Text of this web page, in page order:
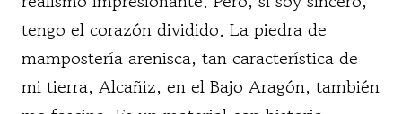
tengo el corazón dividido. La piedra de
mampostería arenisca, tan característica de
mi tierra, Alcañiz, en el Bajo Aragón, también